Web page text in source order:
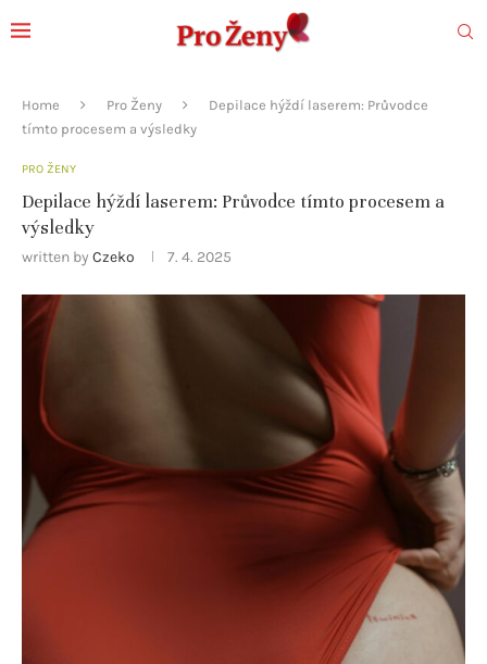
Home Pro Ženy
Depilace hýždí laserem: Průvodce
tímto procesem a výsledky
PRO ŽENY
Depilace hýždí laserem: Průvodce tímto procesem a
výsledky
written by Czeko 7. 4. 2025